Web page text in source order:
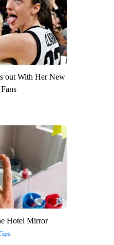
out With Her New
Hotel Mirror